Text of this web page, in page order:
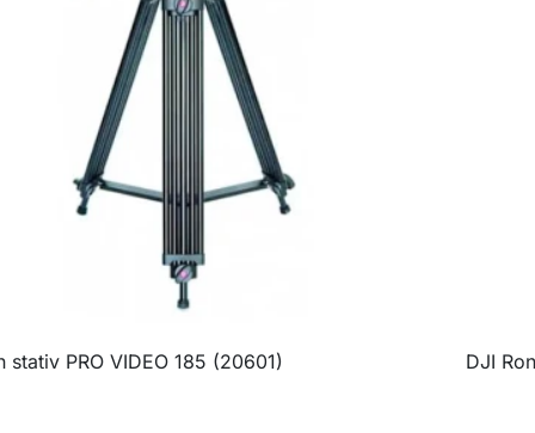
 Brzi pregled
stativ PRO VIDEO 185 (20601) DJI